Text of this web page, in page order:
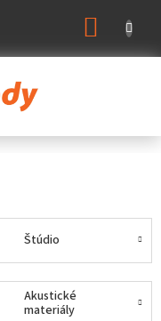
Štúdio
Akustické
materiály